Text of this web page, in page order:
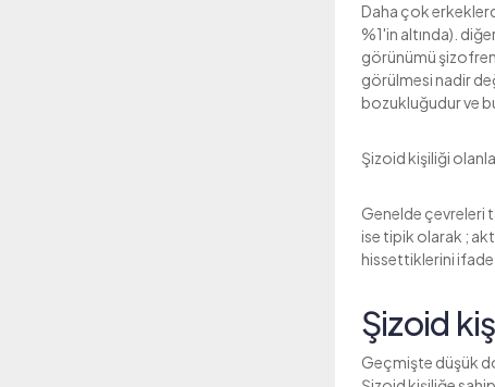
Daha çok
%1'in altında).
görünümü
görülmesi nadir
bozukluğudur ve
Şizoid kişiliği
Genelde çevreleri
ise tipik olarak ;
hissettiklerini ifade
Şizoid
Geçmişte düşük